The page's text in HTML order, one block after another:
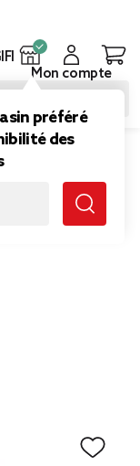
préféré
des
Mon compte